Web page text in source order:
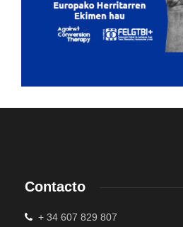
Contacto
+ 34 607 829 807